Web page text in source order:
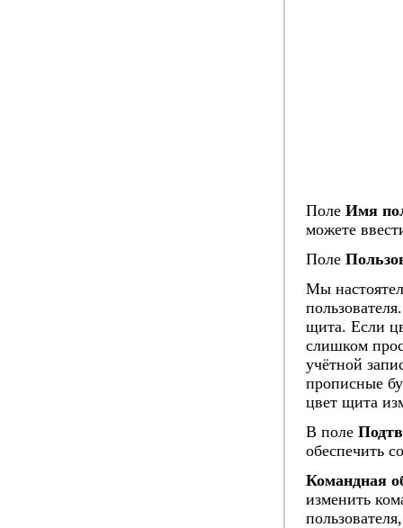
Поле Имя
можете
Поле
Мы
щита. Если
слишком
учётной
прописные
цвет щита
В поле
обеспечить
Командная
изменить